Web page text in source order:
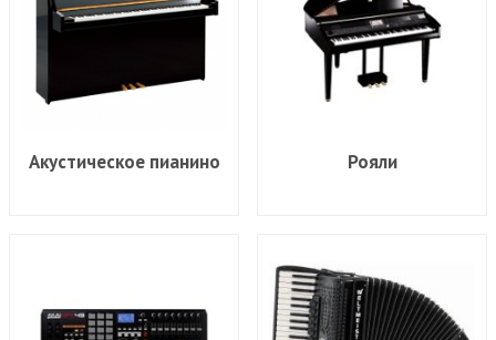
Акустическое пианино Рояли